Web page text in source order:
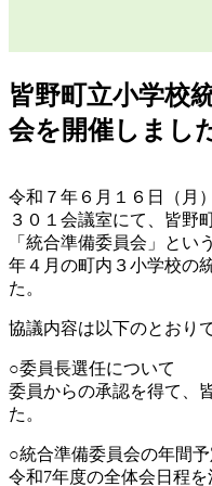
皆野町立小学校
会を開催しまし
令和７年６月１６日（月
３０１会議室にて、皆野
「統合準備委員会」とい
年４月の町内３小学校の
た。
協議内容は以下のとおりで
○委員長選任について
委員からの承認を得て、
た。
○統合準備委員会の年間
令和7年度の全体会日程を